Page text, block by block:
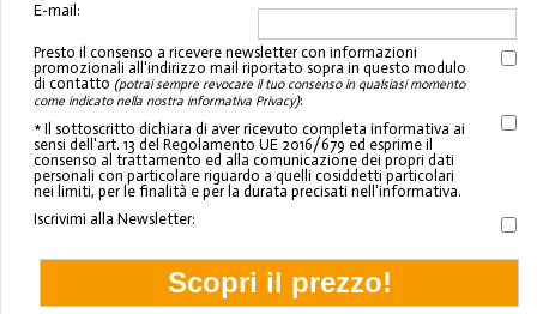
E-mail:
Presto il consenso a ricevere newsletter con informazioni
promozionali all'indirizzo mail riportato sopra in questo modulo
di contatto (potrai sempre revocare il tuo consenso in qualsiasi momento
come indicato nella nostra informativa Privacy):
* Il sottoscritto dichiara di aver ricevuto completa informativa ai
sensi dell'art. 13 del Regolamento UE 2016/679 ed esprime il
consenso al trattamento ed alla comunicazione dei propri dati
personali con particolare riguardo a quelli cosiddetti particolari
nei limiti, per le finalità e per la durata precisati nell'informativa.
Iscrivimi alla Newsletter: